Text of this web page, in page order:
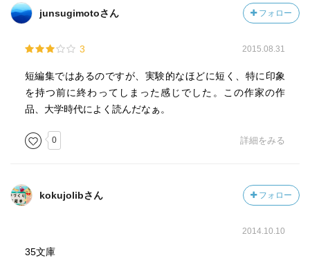
junsugimotoさん フォロー
3 2015.08.31
短編集ではあるのですが、実験的なほどに短く、特に印象
を持つ前に終わってしまった感じでした。この作家の作
品、大学時代によく読んだなぁ。
0 詳細をみる
kokujolibさん フォロー
2014.10.10
35文庫